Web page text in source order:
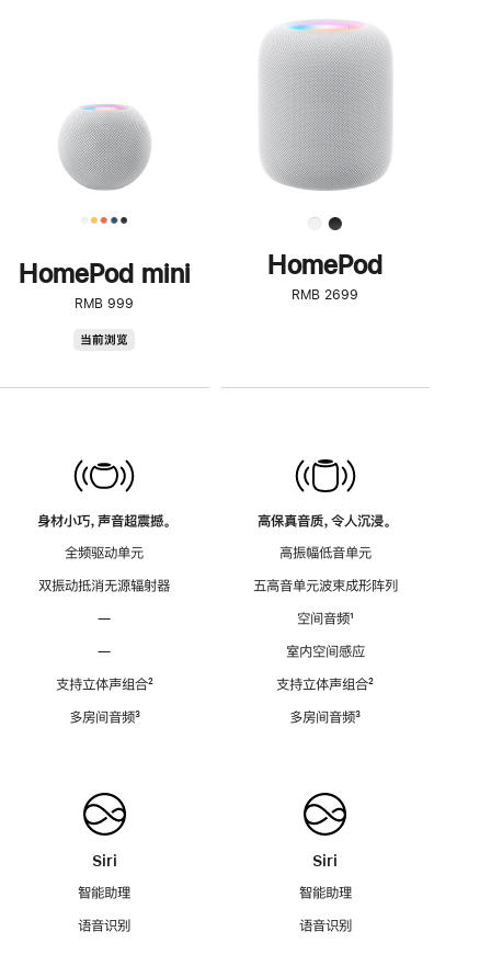
HomePod mini
RMB 999
当前浏览
身材小巧，声音超震撼。
全频驱动单元
双振动抵消无源辐射器
—
—
支持立体声组合脚
²
多房间音频脚
³
Siri
智能助理
语音识别
步
了
解
HomePod<
HomePod
RMB 2699
高保真音质，令人沉浸。
高振幅低音单元
五高音单元波束成形阵列
空间音频脚
¹
室内空间感应
支持立体声组合脚
²
多房间音频脚
³
Siri
智能助理
语音识别